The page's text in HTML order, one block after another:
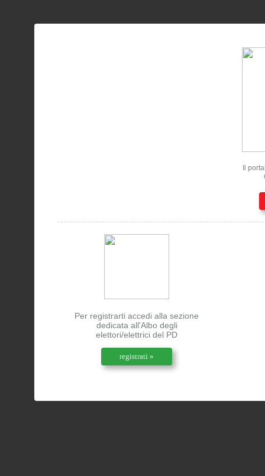
Il
Per registrarti accedi alla sezione
dedicata all'Albo degli
elettori/elettrici del PD